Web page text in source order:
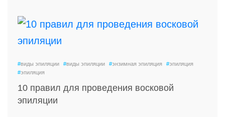
#виды эпиляции #виды эпиляции #энзимная эпиляция #эпиляция
#эпиляция
10 правил для проведения восковой
эпиляции